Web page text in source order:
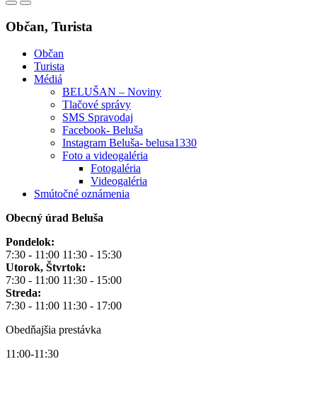
Občan, Turista
Občan
Turista
Médiá
BELUŠAN – Noviny
Tlačové správy
SMS Spravodaj
Facebook- Beluša
Instagram Beluša- belusa1330
Foto a videogaléria
Fotogaléria
Videogaléria
Smútočné oznámenia
Obecný úrad Beluša
Pondelok:
7:30 - 11:00 11:30 - 15:30
Utorok, Štvrtok:
7:30 - 11:00 11:30 - 15:00
Streda:
7:30 - 11:00 11:30 - 17:00
Obedňajšia prestávka
11:00-11:30